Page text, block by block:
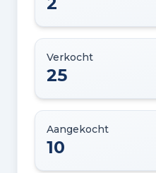
Verkocht
25
Aangekocht
10